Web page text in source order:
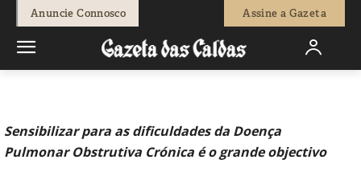
Anuncie Connosco Assine a Gazeta
Redação - 7 de Dezembro, 2018 1612 0
Sensibilizar para as dificuldades da Doença
Pulmonar Obstrutiva Crónica é o grande objectivo